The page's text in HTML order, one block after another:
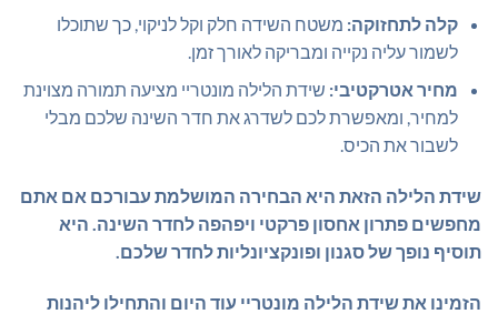
קלה לתחזוקה: משטח השידה חלק וקל לניקוי, כך שתוכלו
לשמור עליה נקייה ומבריקה לאורך זמן.
מחיר אטרקטיבי: שידת הלילה מונטריי מציעה תמורה מצוינת
למחיר, ומאפשרת לכם לשדרג את חדר השינה שלכם מבלי
לשבור את הכיס.
שידת הלילה הזאת היא הבחירה המושלמת עבורכם אם אתם
מחפשים פתרון אחסון פרקטי ויפהפה לחדר השינה. היא
תוסיף נופך של סגנון ופונקציונליות לחדר שלכם.
הזמינו את שידת הלילה מונטריי עוד היום והתחילו ליהנות